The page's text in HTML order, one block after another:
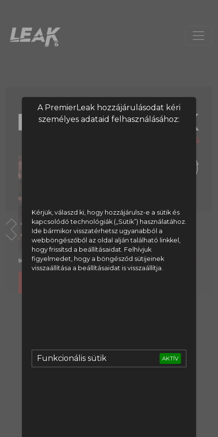
A PremierLeak hozzájárulásodat kéri
személyes adataid felhasználásához:
Kérjük, válaszd ki, hogy hozzájárulsz-e a sütik és
kapcsolódó technológiák („Sütik”) használatához.
Ide bármikor visszatérhetsz ugyanabból a
webböngészőből az oldal alján található linkkel,
hogy frissítsd a beállításaidat. Felhívjuk
figyelmedet, hogy a böngésződ sütijeinek
visszaállítása a beállításaidat is visszaállítja.
Funkcionális sütik AKTÍV
Regisztráció
vagy lépj be: